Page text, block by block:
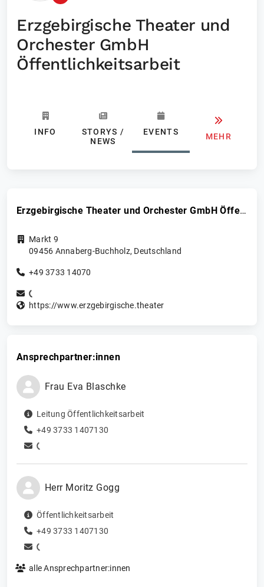
Erzgebirgische Theater und
Orchester GmbH
Öffentlichkeitsarbeit
INFO
STORYS /
NEWS
EVENTS MEHR
Erzgebirgische Theater und Orchester GmbH Öffentlichkeitsarbeit
Markt 9
09456 Annaberg-Buchholz, Deutschland
+49 3733 14070
https://www.erzgebirgische.theater
Ansprechpartner:innen
Frau Eva Blaschke
Leitung Öffentlichkeitsarbeit
+49 3733 1407130
Herr Moritz Gogg
Öffentlichkeitsarbeit
+49 3733 1407130
alle Ansprechpartner:innen